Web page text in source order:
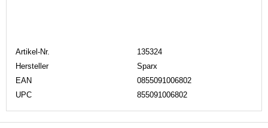
Artikel-Nr.
135324
Hersteller
Sparx
EAN
0855091006802
UPC
855091006802